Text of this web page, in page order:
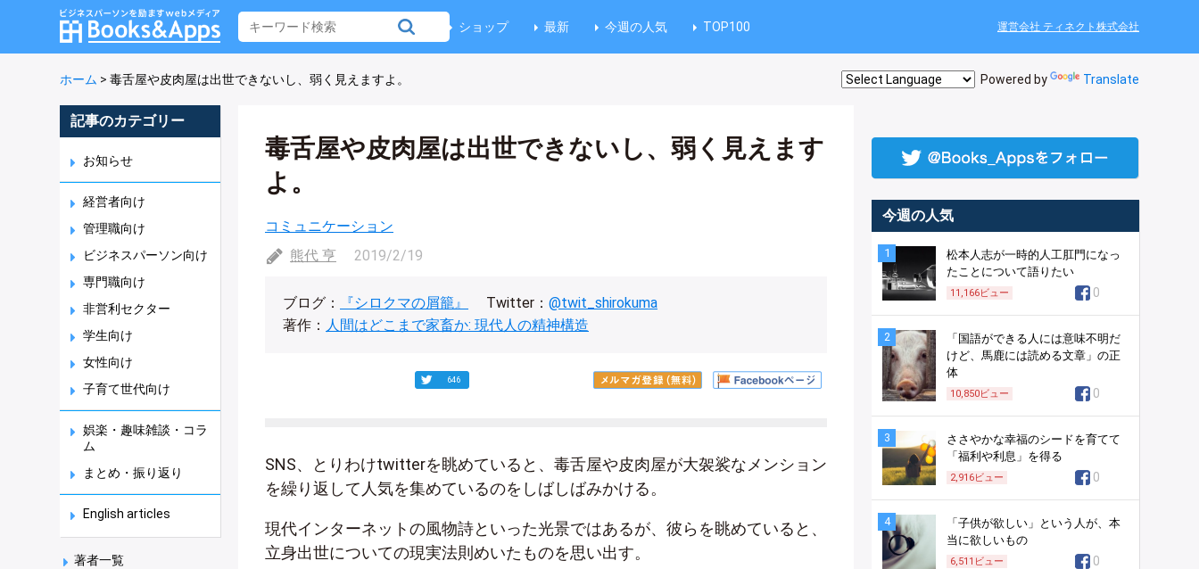
ショップ 最新 今週の人気 TOP100 運営会社 ティネクト株式会社
ホーム > 毒舌屋や皮肉屋は出世できないし、弱く見えますよ。 Powered by Translate
記事のカテゴリー
お知らせ
経営者向け
管理職向け
ビジネスパーソン向け
専門職向け
非営利セクター
学生向け
女性向け
子育て世代向け
娯楽・趣味雑談・コラ
ム
まとめ・振り返り
English articles
著者一覧
毒舌屋や皮肉屋は出世できないし、弱く見えます
よ。
コミュニケーション
熊代 亨
2019/2/19
ブログ： 『シロクマの屑籠』 Twitter： @twit_shirokuma
著作： 人間はどこまで家畜か: 現代人の精神構造
646
SNS、とりわけtwitterを眺めていると、毒舌屋や皮肉屋が大袈裟なメンション
を繰り返して人気を集めているのをしばしばみかける。
現代インターネットの風物詩といった光景ではあるが、彼らを眺めていると、
立身出世についての現実法則めいたものを思い出す。
今週の人気
1
松本人志が一時的人工肛門になっ
たことについて語りたい
11,166ビュー 0
2
「国語ができる人には意味不明だ
けど、馬鹿には読める文章」の正
体
10,850ビュー 0
3
ささやかな幸福のシードを育てて
「福利や利息」を得る
2,916ビュー 0
4
「子供が欲しい」という人が、本
当に欲しいもの
6,511 ビュー 0